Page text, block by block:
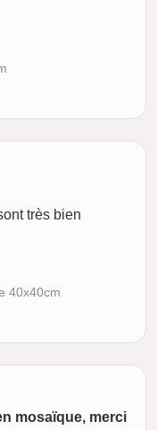
très bien
40x40cm
mosaïque, merci